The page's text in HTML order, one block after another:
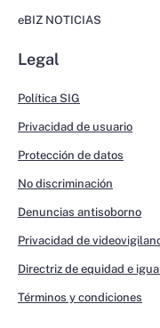
eBIZ NOTICIAS
Legal
Política SIG
Privacidad de usuario
Protección de datos
No discriminación
Denuncias antisoborno
Privacidad de
Directriz de equidad e
Términos y condiciones